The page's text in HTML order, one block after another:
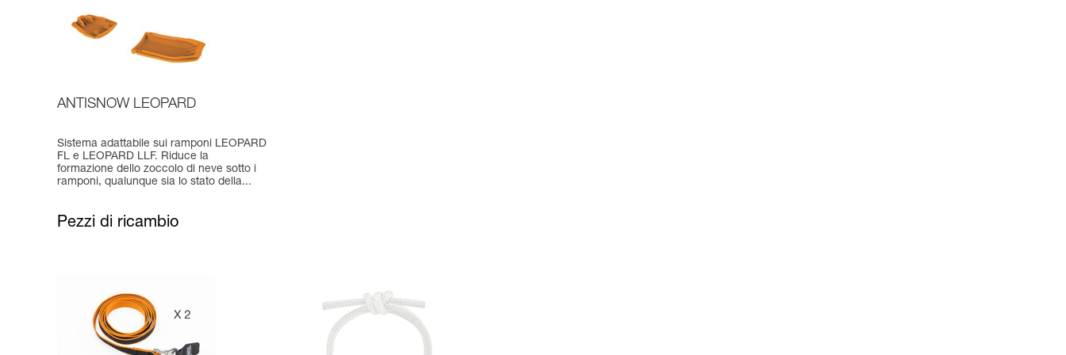
ANTISNOW LEOPARD
Sistema adattabile sui ramponi LEOPARD
FL e LEOPARD LLF. Riduce la
formazione dello zoccolo di neve sotto i
ramponi, qualunque sia lo stato della...
Pezzi di ricambio